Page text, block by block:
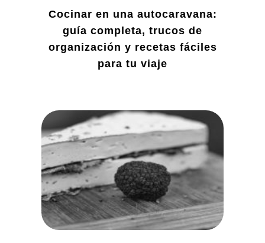
Cocinar en una autocaravana:
guía completa, trucos de
organización y recetas fáciles
para tu viaje